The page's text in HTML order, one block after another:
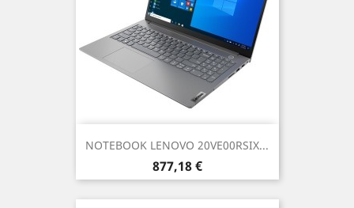
NOTEBOOK LENOVO 20VE00RSIX...
Prezzo
877,18 €